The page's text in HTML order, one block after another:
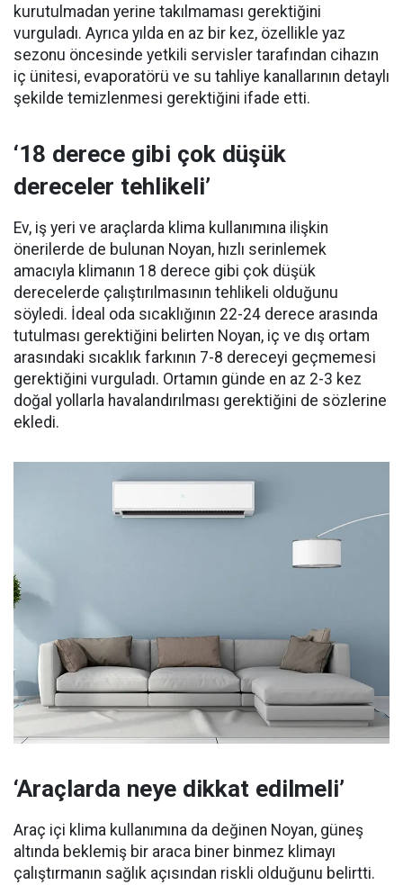
kurutulmadan yerine takılmaması gerektiğini
vurguladı. Ayrıca yılda en az bir kez, özellikle yaz
sezonu öncesinde yetkili servisler tarafından cihazın
iç ünitesi, evaporatörü ve su tahliye kanallarının detaylı
şekilde temizlenmesi gerektiğini ifade etti.
‘18 derece gibi çok düşük
dereceler tehlikeli’
Ev, iş yeri ve araçlarda klima kullanımına ilişkin
önerilerde de bulunan Noyan, hızlı serinlemek
amacıyla klimanın 18 derece gibi çok düşük
derecelerde çalıştırılmasının tehlikeli olduğunu
söyledi. İdeal oda sıcaklığının 22-24 derece arasında
tutulması gerektiğini belirten Noyan, iç ve dış ortam
arasındaki sıcaklık farkının 7-8 dereceyi geçmemesi
gerektiğini vurguladı. Ortamın günde en az 2-3 kez
doğal yollarla havalandırılması gerektiğini de sözlerine
ekledi.
‘Araçlarda neye dikkat edilmeli’
Araç içi klima kullanımına da değinen Noyan, güneş
altında beklemiş bir araca biner binmez klimayı
çalıştırmanın sağlık açısından riskli olduğunu belirtti.